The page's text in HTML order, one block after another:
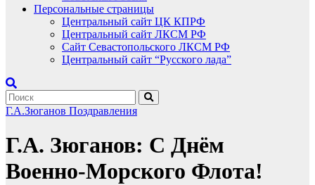
Персональные страницы
Центральный сайт ЦК КПРФ
Центральный сайт ЛКСМ РФ
Сайт Севастопольского ЛКСМ РФ
Центральный сайт “Русского лада”
Г.А.Зюганов Поздравления
Г.А. Зюганов: С Днём
Военно-Морского Флота!